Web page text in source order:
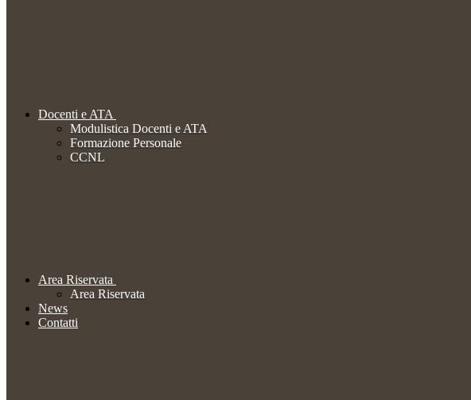
Docenti e ATA
Modulistica Docenti e ATA
Formazione Personale
CCNL
Area Riservata
Area Riservata
News
Contatti